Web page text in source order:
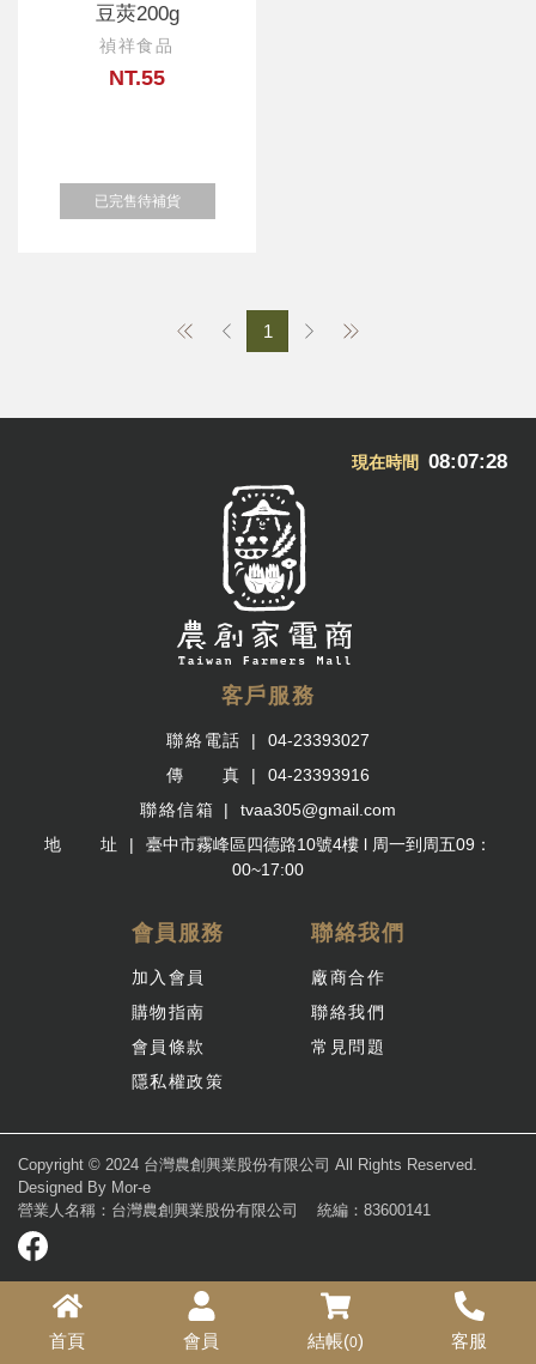
豆莢200g
禎祥食品
NT.55
已完售待補貨
1
現在時間 08:07:29
客戶服務
聯絡電話
04-23393027
傳 真
04-23393916
聯絡信箱
tvaa305@gmail.com
地 址
臺中市霧峰區四德路10號4樓 l 周一到周五09：
00~17:00
會員服務
加入會員
購物指南
會員條款
隱私權政策
聯絡我們
廠商合作
聯絡我們
常見問題
Copyright © 2024 台灣農創興業股份有限公司 All Rights Reserved.
Designed By Mor-e
營業人名稱：台灣農創興業股份有限公司 統編：83600141
首頁 會員 結帳( ) 客服